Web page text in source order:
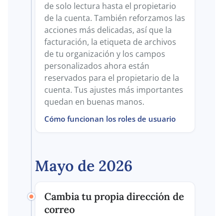
de solo lectura hasta el propietario
de la cuenta. También reforzamos las
acciones más delicadas, así que la
facturación, la etiqueta de archivos
de tu organización y los campos
personalizados ahora están
reservados para el propietario de la
cuenta. Tus ajustes más importantes
quedan en buenas manos.
Cómo funcionan los roles de usuario
Mayo de 2026
Cambia tu propia dirección de
correo